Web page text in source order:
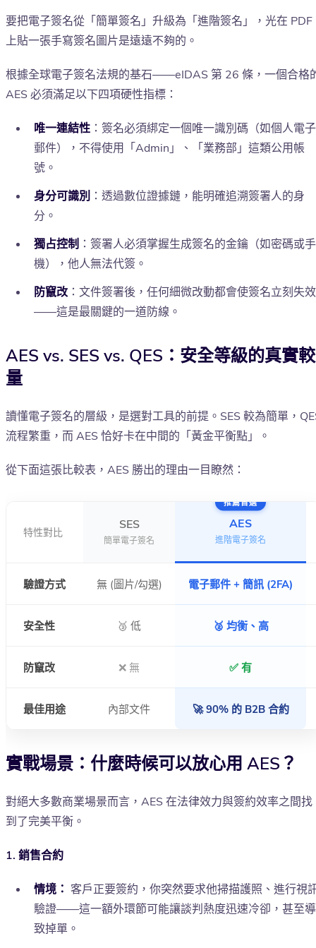
要把電子簽名從「簡單簽名」升級為「進階簽名」，光在 PDF
上貼一張手寫簽名圖片是遠遠不夠的。
根據全球電子簽名法規的基石——eIDAS 第 26 條，一個合格
AES 必須滿足以下四項硬性指標：
唯一連結性 ：簽名必須綁定一個唯一識別碼（如個人電子
郵件），不得使用「Admin」、「業務部」這類公用帳
號。
身分可識別 ：透過數位證據鏈，能明確追溯簽署人的身
分。
獨占控制 ：簽署人必須掌握生成簽名的金鑰（如密碼或手
機），他人無法代簽。
防竄改：文件簽署後，任何細微改動都會使簽名立刻失效
——這是最關鍵的一道防線。
AES vs. SES vs. QES：安全等級的真實較
量
讀懂電子簽名的層級，是選對工具的前提。SES 較為簡單，
流程繁重，而 AES 恰好卡在中間的「黃金平衡點」。
從下面這張比較表，AES 勝出的理由一目瞭然：
特性對比
SES
簡單電子簽名
推薦首選
AES
進階電子簽名
驗證方式 無 (圖片/勾選) 電子郵件 + 簡訊 (2FA)
安全性 🥉 低 🥈 均衡、高
防竄改 ❌ 無 ✅ 有
最佳用途 內部文件 🚀 90% 的 B2B 合約
實戰場景：什麼時候可以放心用 AES？
對絕大多數商業場景而言，AES 在法律效力與簽約效率之間找
到了完美平衡。
1. 銷售合約
情境： 客戶正要簽約，你突然要求他掃描護照、進行視
驗證——這一額外環節可能讓談判熱度迅速冷卻，甚至導
致掉單。